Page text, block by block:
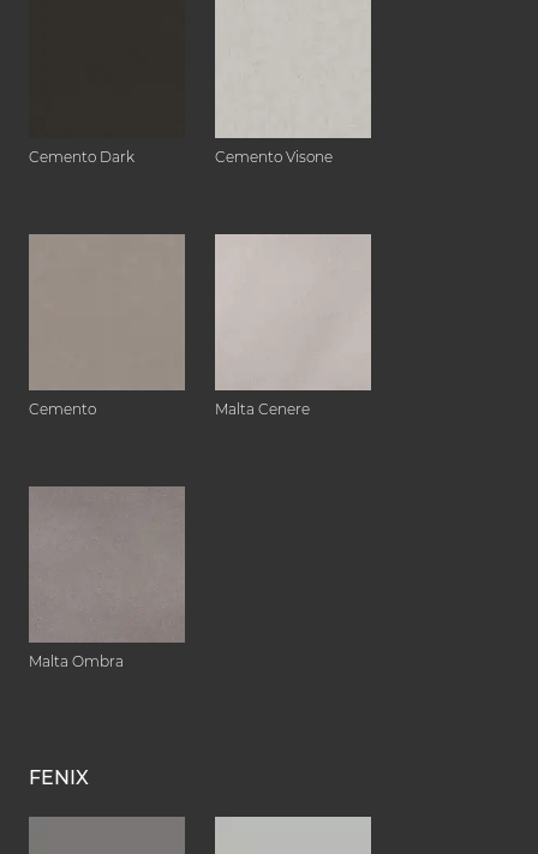
Cemento Dark Cemento Visone
Cemento Malta Cenere
Malta Ombra
FENIX